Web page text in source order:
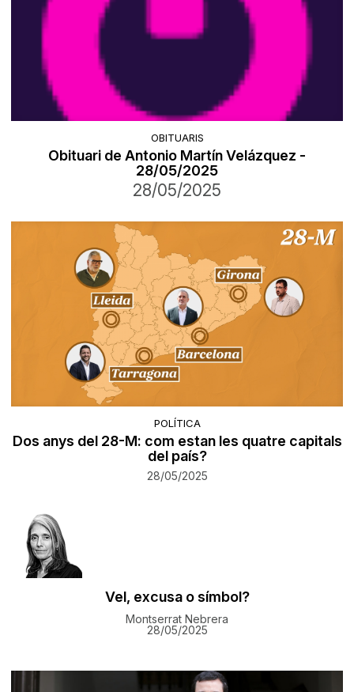
OBITUARIS
Obituari de Antonio Martín Velázquez -
28/05/2025
28/05/2025
POLÍTICA
Dos anys del 28-M: com estan les quatre capitals
del país?
28/05/2025
Vel, excusa o símbol?
Montserrat Nebrera
28/05/2025